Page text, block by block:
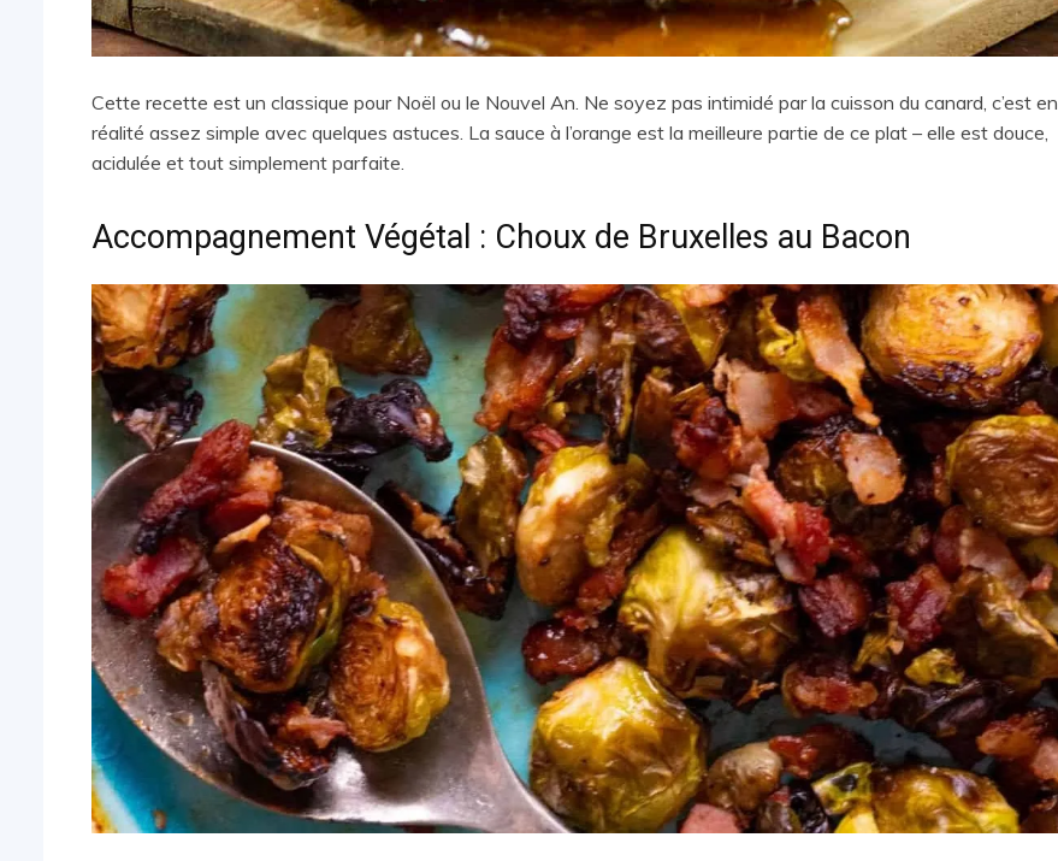
Cette recette est un classique pour Noël ou le Nouvel An. Ne soyez pas intimidé par la cuisson du canard, c’est en
réalité assez simple avec quelques astuces. La sauce à l’orange est la meilleure partie de ce plat – elle est douce,
acidulée et tout simplement parfaite.
Accompagnement Végétal : Choux de Bruxelles au Bacon